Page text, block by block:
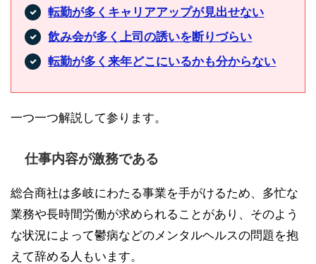
転勤が多くキャリアアップが見出せない
飲み会が多く上司の誘いを断りづらい
転勤が多く来年どこにいるかも分からない
一つ一つ解説して参ります。
仕事内容が激務である
総合商社は多岐にわたる事業を手がけるため、多忙な
業務や長時間労働が求められることがあり、そのよう
な状況によって鬱病などのメンタルヘルスの問題を抱
えて辞める人もいます。